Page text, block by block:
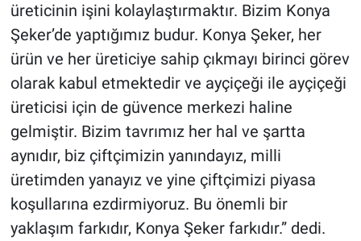
üreticinin işini kolaylaştırmaktır. Bizim Konya
Şeker’de yaptığımız budur. Konya Şeker, her
ürün ve her üreticiye sahip çıkmayı birinci görev
olarak kabul etmektedir ve ayçiçeği ile ayçiçeği
üreticisi için de güvence merkezi haline
gelmiştir. Bizim tavrımız her hal ve şartta
aynıdır, biz çiftçimizin yanındayız, milli
üretimden yanayız ve yine çiftçimizi piyasa
koşullarına ezdirmiyoruz. Bu önemli bir
yaklaşım farkıdır, Konya Şeker farkıdır.” dedi.